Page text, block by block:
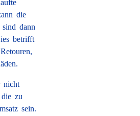
die
dann
betrifft
nicht
zu
sein.